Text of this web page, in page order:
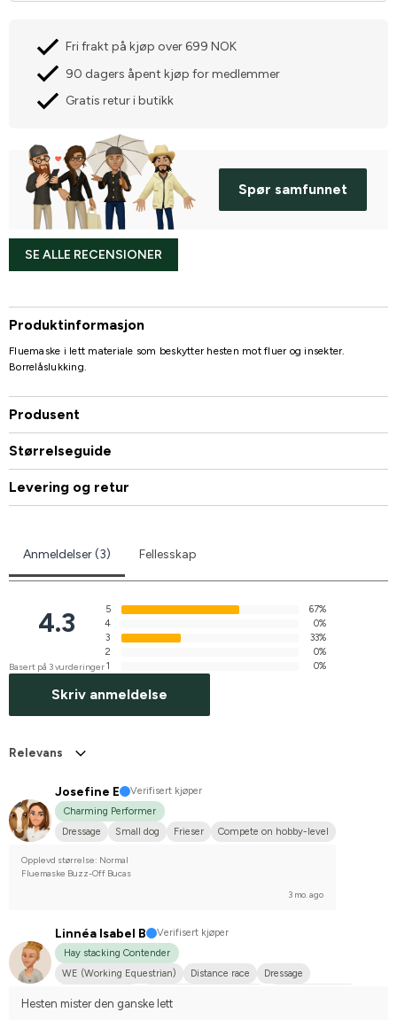
Fri frakt på kjøp over 699 NOK
90 dagers åpent kjøp for medlemmer
Gratis retur i butikk
Spør samfunnet
SE ALLE RECENSIONER
Produktinformasjon
Fluemaske i lett materiale som beskytter hesten mot fluer og insekter.
Borrelåslukking.
Produsent
Størrelseguide
Levering og retur
Anmeldelser (3) Fellesskap
4.3
Basert på 3 vurderinger
5
67%
4
0%
3
33%
2
0%
1
0%
Skriv anmeldelse
Relevans
Josefine E
Verifisert kjøper
Charming Performer
Dressage
Small dog Frieser Compete on hobby-level
Opplevd størrelse: Normal
Fluemaske Buzz-Off Bucas
3 mo. ago
Linnéa Isabel B
Verifisert kjøper
Hay stacking Contender
WE (Working Equestrian)
Distance race
Dressage
Hesten mister den ganske lett